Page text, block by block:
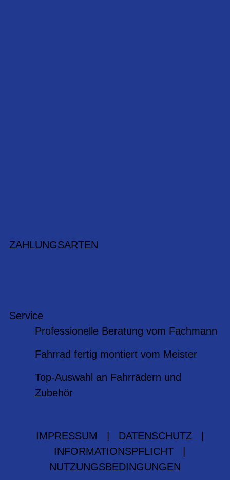
ZAHLUNGSARTEN
Service
Professionelle Beratung vom Fachmann
Fahrrad fertig montiert vom Meister
Top-Auswahl an Fahrrädern und
Zubehör
IMPRESSUM DATENSCHUTZ
INFORMATIONSPFLICHT
NUTZUNGSBEDINGUNGEN